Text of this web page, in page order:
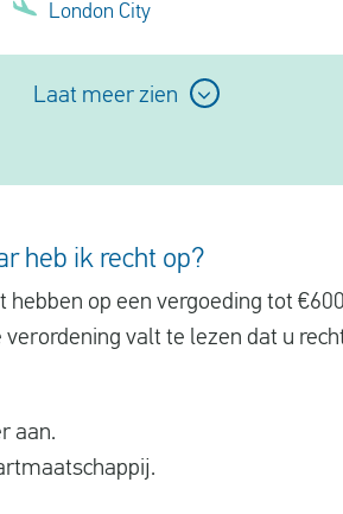
London City
Laat meer zien
heb ik recht op?
op een vergoeding tot
verordening valt te lezen dat u
aan.